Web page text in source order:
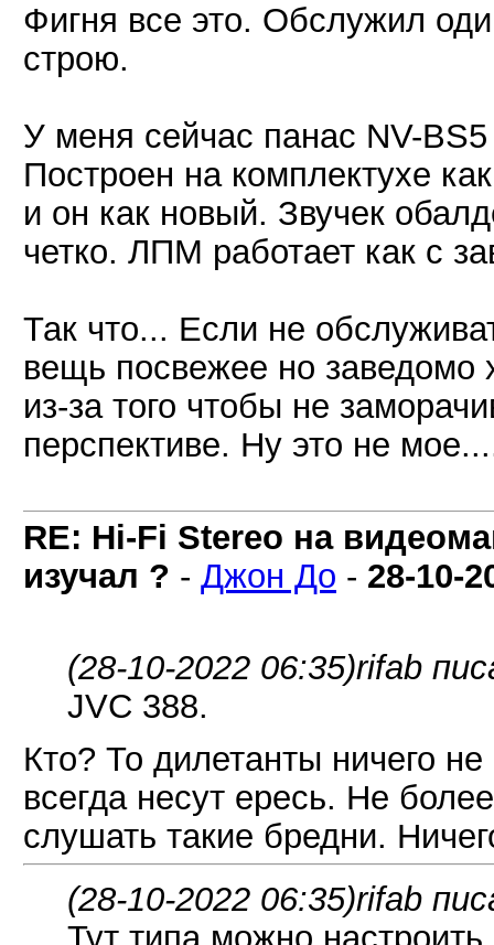
Фигня все это. Обслужил
строю.
У меня сейчас панас NV-
Построен на комплектухе
и он как новый. Звучек
четко. ЛПМ работает как с
Так что... Если не
вещь посвежее но заведомо
из-за того чтобы не
перспективе. Ну это не
RE: Hi-Fi Stereo на
изучал ? - Джон До - 28-10-
(28-10-2022 06:35)rifab
JVC 388.
Кто? То дилетанты ничего
всегда несут ересь. Не
слушать такие бредни.
(28-10-2022 06:35)rifab
Тут типа можно